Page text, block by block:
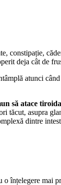
deja cât de
atunci
să atace
tăcut, asupra
dintre
o înțelegere mai